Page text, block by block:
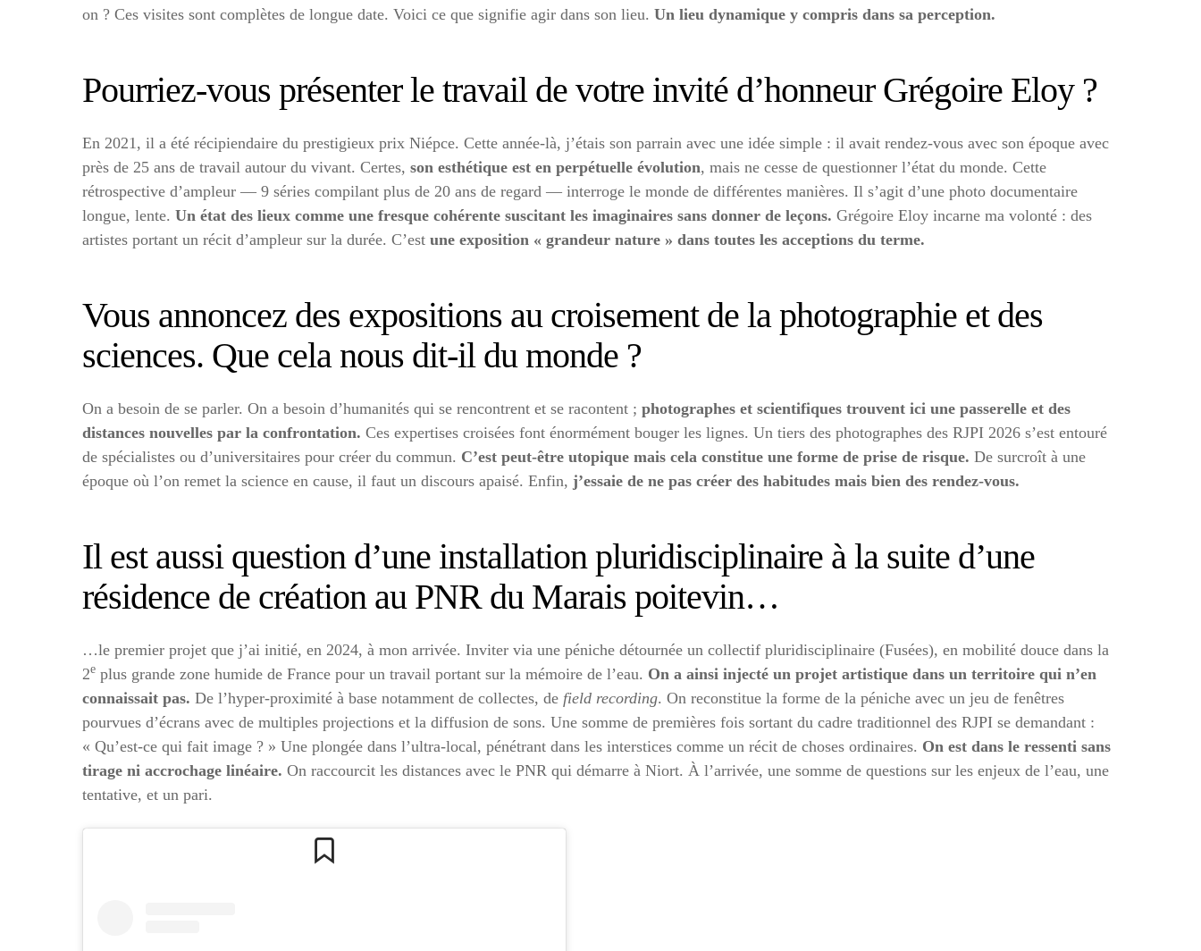
on ? Ces visites sont complètes de longue date. Voici ce que signifie agir dans son lieu. Un lieu dynamique y compris dans sa perception.
Pourriez-vous présenter le travail de votre invité d’honneur Grégoire Eloy ?
En 2021, il a été récipiendaire du prestigieux prix Niépce. Cette année-là, j’étais son parrain avec une idée simple : il avait rendez-vous avec son époque avec
près de 25 ans de travail autour du vivant. Certes, son esthétique est en perpétuelle évolution, mais ne cesse de questionner l’état du monde. Cette
rétrospective d’ampleur — 9 séries compilant plus de 20 ans de regard — interroge le monde de différentes manières. Il s’agit d’une photo documentaire
longue, lente. Un état des lieux comme une fresque cohérente suscitant les imaginaires sans donner de leçons. Grégoire Eloy incarne ma volonté : des
artistes portant un récit d’ampleur sur la durée. C’est une exposition « grandeur nature » dans toutes les acceptions du terme.
Vous annoncez des expositions au croisement de la photographie et des
sciences. Que cela nous dit-il du monde ?
On a besoin de se parler. On a besoin d’humanités qui se rencontrent et se racontent ; photographes et scientifiques trouvent ici une passerelle et des
distances nouvelles par la confrontation. Ces expertises croisées font énormément bouger les lignes. Un tiers des photographes des RJPI 2026 s’est entouré
de spécialistes ou d’universitaires pour créer du commun. C’est peut-être utopique mais cela constitue une forme de prise de risque. De surcroît à une
époque où l’on remet la science en cause, il faut un discours apaisé. Enfin, j’essaie de ne pas créer des habitudes mais bien des rendez-vous.
Il est aussi question d’une installation pluridisciplinaire à la suite d’une
résidence de création au PNR du Marais poitevin…
…le premier projet que j’ai initié, en 2024, à mon arrivée. Inviter via une péniche détournée un collectif pluridisciplinaire (Fusées), en mobilité douce dans la
2e plus grande zone humide de France pour un travail portant sur la mémoire de l’eau. On a ainsi injecté un projet artistique dans un territoire qui n’en
connaissait pas. De l’hyper-proximité à base notamment de collectes, de field recording. On reconstitue la forme de la péniche avec un jeu de fenêtres
pourvues d’écrans avec de multiples projections et la diffusion de sons. Une somme de premières fois sortant du cadre traditionnel des RJPI se demandant :
« Qu’est-ce qui fait image ? » Une plongée dans l’ultra-local, pénétrant dans les interstices comme un récit de choses ordinaires. On est dans le ressenti sans
tirage ni accrochage linéaire. On raccourcit les distances avec le PNR qui démarre à Niort. À l’arrivée, une somme de questions sur les enjeux de l’eau, une
tentative, et un pari.